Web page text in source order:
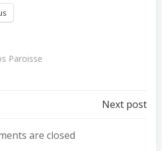
Paroisse
Navigation
de
Next post
are closed